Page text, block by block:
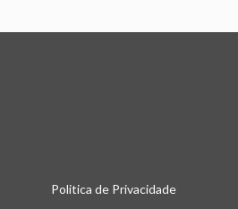
Politica de Privacidade